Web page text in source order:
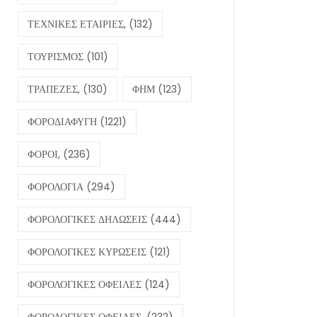
ΤΕΧΝΙΚΕΣ ΕΤΑΙΡΙΕΣ, (132)
ΤΟΥΡΙΣΜΟΣ (101)
ΤΡΑΠΕΖΕΣ, (130) ΦΗΜ (123)
ΦΟΡΟΔΙΑΦΥΓΗ (1221)
ΦΟΡΟΙ, (236)
ΦΟΡΟΛΟΓΙΑ (294)
ΦΟΡΟΛΟΓΙΚΕΣ ΔΗΛΩΣΕΙΣ (444)
ΦΟΡΟΛΟΓΙΚΕΣ ΚΥΡΩΣΕΙΣ (121)
ΦΟΡΟΛΟΓΙΚΕΣ ΟΦΕΙΛΕΣ (124)